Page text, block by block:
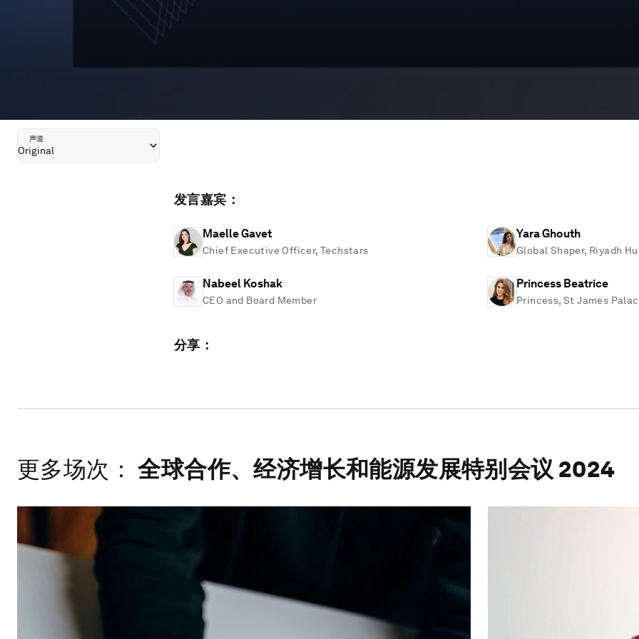
声道
Original
发言嘉宾：
Maelle Gavet
Chief Executive Officer, Techstars
Yara Ghouth
Global Shaper, Riyadh
Nabeel Koshak
CEO and Board Member
Princess Beatrice
Princess, St James
分享：
更多场次： 全球合作、经济增长和能源发展特别会议 2024